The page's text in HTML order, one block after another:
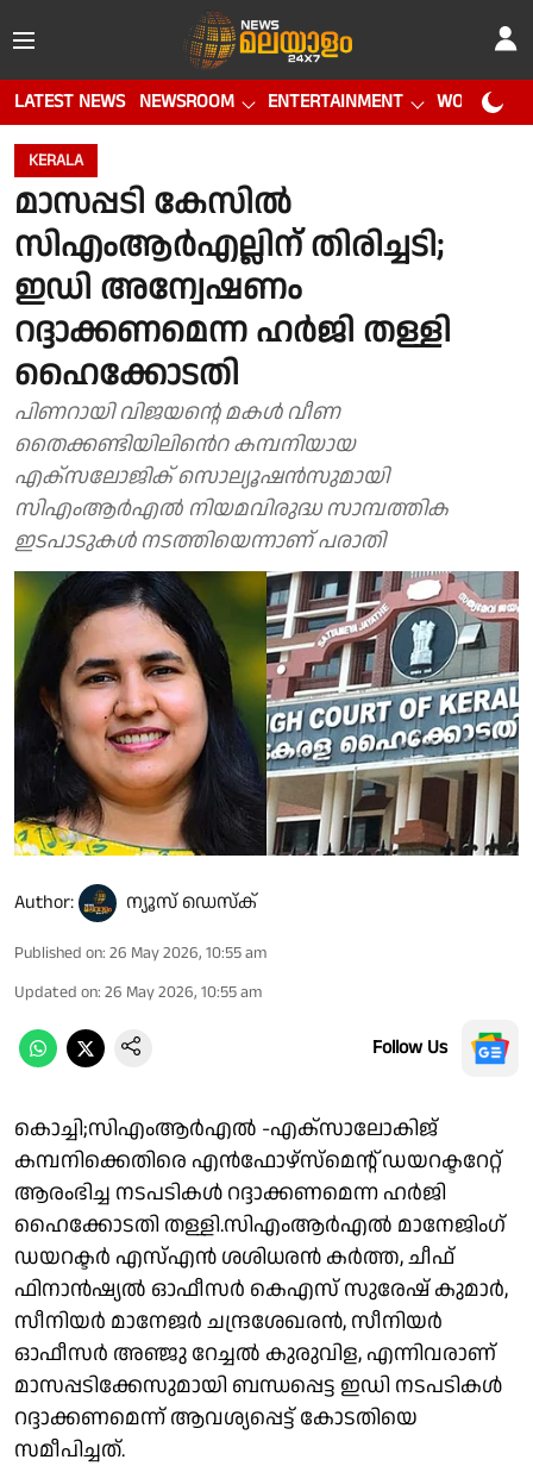
LATEST NEWS NEWSROOM ENTERTAINMENT WORLD CUP
KERALA
മാസപ്പടി കേസിൽ
സിഎംആർഎല്ലിന് തിരിച്ചടി;
ഇഡി അന്വേഷണം
റദ്ദാക്കണമെന്ന ഹർജി തള്ളി
ഹൈക്കോടതി
പിണറായി വിജയന്റെ മകൾ വീണ
തൈക്കണ്ടിയിലിൻെറ കമ്പനിയായ
എക്സലോജിക് സൊല്യൂഷൻസുമായി
സിഎംആർഎൽ നിയമവിരുദ്ധ സാമ്പത്തിക
ഇടപാടുകൾ നടത്തിയെന്നാണ് പരാതി
Author: ന്യൂസ് ഡെസ്ക്
Published on: 26 May 2026, 10:55 am
Updated on: 26 May 2026, 10:55 am
Follow Us
കൊച്ചി;സിഎംആർഎൽ -എക്സാലോകിജ്
കമ്പനിക്കെതിരെ എൻഫോഴ്‌സ്‌മെന്റ് ഡയറക്ടറേറ്റ്
ആരംഭിച്ച നടപടികൾ റദ്ദാക്കണമെന്ന ഹർജി
ഹൈക്കോടതി തള്ളി.സിഎംആർഎൽ മാനേജിംഗ്
ഡയറക്ടർ എസ്എൻ ശശിധരൻ കർത്ത, ചീഫ്
ഫിനാൻഷ്യൽ ഓഫീസർ കെഎസ് സുരേഷ് കുമാർ,
സീനിയർ മാനേജർ ചന്ദ്രശേഖരൻ, സീനിയർ
ഓഫീസർ അഞ്ജു റേച്ചൽ കുരുവിള, എന്നിവരാണ്
മാസപ്പടിക്കേസുമായി ബന്ധപ്പെട്ട ഇഡി നടപടികൾ
റദ്ദാക്കണമെന്ന് ആവശ്യപ്പെട്ട് കോടതിയെ
സമീപിച്ചത്.